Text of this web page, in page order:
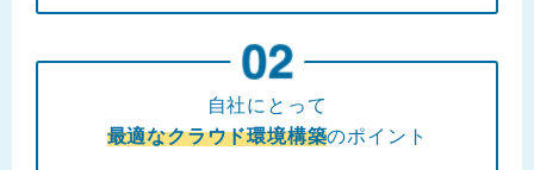
自社にとって
最適なクラウド環境構築のポイント